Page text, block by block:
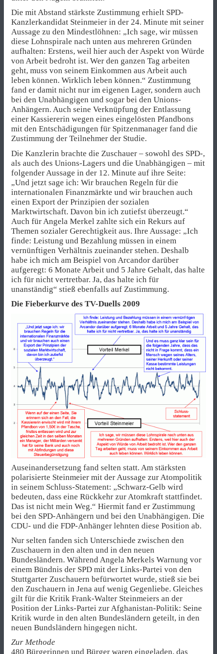
Die mit Abstand stärkste Zustimmung erhielt SPD-
Kanzlerkandidat Steinmeier in der 24. Minute mit seiner
Aussage zu den Mindestlöhnen: „Ich sage, wir müssen
diese Lohnspirale nach unten aus mehreren Gründen
aufhalten: Erstens, weil hier auch der Aspekt von Würde
von Arbeit bedroht ist. Wer den ganzen Tag arbeiten
geht, muss von seinem Einkommen aus Arbeit auch
leben können. Wirklich leben können.“ Zustimmung
fand er damit nicht nur im eigenen Lager, sondern auch
bei den Unabhängigen und sogar bei den Unions-
Anhängern. Auch seine Verknüpfung der Entlassung
einer Kassiererin wegen eines eingelösten Pfandbons
mit den Entschädigungen für Spitzenmanager fand die
Zustimmung der Teilnehmer der Studie.
Die Kanzlerin brachte die Zuschauer – sowohl des SPD-,
als auch des Unions-Lagers und die Unabhängigen – mit
folgender Aussage in der 12. Minute auf ihre Seite:
„Und jetzt sage ich: Wir brauchen Regeln für die
internationalen Finanzmärkte und wir brauchen auch
einen Export der Prinzipien der sozialen
Marktwirtschaft. Davon bin ich zutiefst überzeugt.“
Auch für Angela Merkel zahlte sich ein Rekurs auf
Themen sozialer Gerechtigkeit aus. Ihre Aussage: „Ich
finde: Leistung und Bezahlung müssen in einem
vernünftigen Verhältnis zueinander stehen. Deshalb
habe ich mich am Beispiel von Arcandor darüber
aufgeregt: 6 Monate Arbeit und 5 Jahre Gehalt, das halte
ich für nicht vertretbar. Ja, das halte ich für
unanständig“ stieß ebenfalls auf Zustimmung.
Die Fieberkurve des TV-Duells 2009
Auseinandersetzung fand selten statt. Am stärksten
polarisierte Steinmeier mit der Aussage zur Atompolitik
in seinem Schluss-Statement: „Schwarz-Gelb wird
bedeuten, dass eine Rückkehr zur Atomkraft stattfindet.
Das ist nicht mein Weg.“ Hiermit fand er Zustimmung
bei den SPD-Anhängern und bei den Unabhängigen. Die
CDU- und die FDP-Anhänger lehnten diese Position ab.
Nur selten fanden sich Unterschiede zwischen den
Zuschauern in den alten und in den neuen
Bundesländern. Während Angela Merkels Warnung vor
einem Bündnis der SPD mit der Links-Partei von den
Stuttgarter Zuschauern befürwortet wurde, stieß sie bei
den Zuschauern in Jena auf wenig Gegenliebe. Gleiches
gilt für die Kritik Frank-Walter Steinmeiers an der
Position der Links-Partei zur Afghanistan-Politik: Seine
Kritik wurde in den alten Bundesländern geteilt, in den
neuen Bundsländern hingegen nicht.
Zur Methode
480 Bürgerinnen und Bürger waren eingeladen, das